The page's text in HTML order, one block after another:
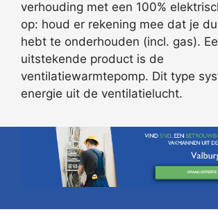
verhouding met een 100%
op: houd er rekening mee dat je
hebt te onderhouden (incl. gas).
uitstekende product is de
ventilatiewarmtepomp. Dit type
energie uit de ventilatielucht.